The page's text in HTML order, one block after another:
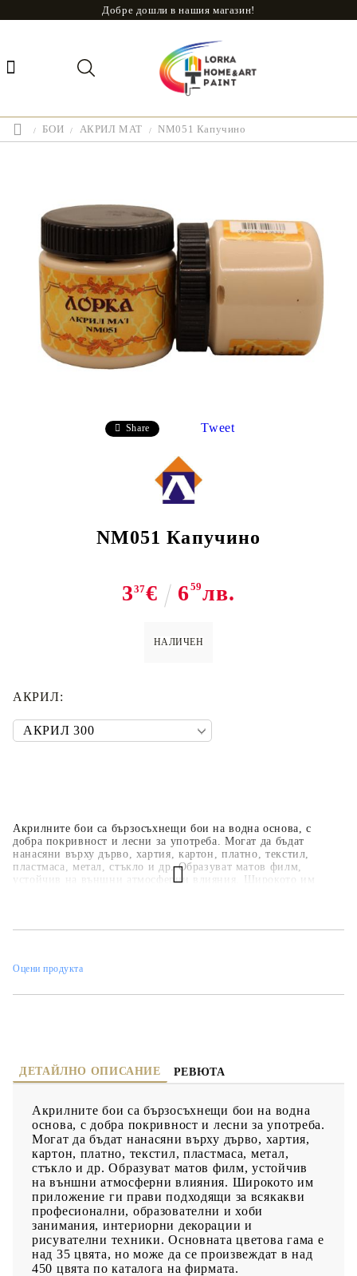
Добре дошли в нашия магазин!
БОИ АКРИЛ МАТ NM051 Капучино
Share Tweet
NM051 Капучино
337€ 659лв.
НАЛИЧЕН
Акрилните бои са бързосъхнещи бои на водна основа, с
добра покривност и лесни за употреба. Могат да бъдат
нанасяни върху дърво, хартия, картон, платно, текстил,
пластмаса, метал, стъкло и др. Образуват матов филм,
устойчив на външни атмосферни влияния. Широкото им
цветова гама е над 35 цвята, но може да се произвеждат в над
АКРИЛ:
Оцени продукта
ДЕТАЙЛНО ОПИСАНИЕ РЕВЮТА
Акрилните бои са бързосъхнещи бои на водна
основа, с добра покривност и лесни за употреба.
Могат да бъдат нанасяни върху дърво, хартия,
картон, платно, текстил, пластмаса, метал,
стъкло и др. Образуват матов филм, устойчив
на външни атмосферни влияния. Широкото им
приложение ги прави подходящи за всякакви
професионални, образователни и хоби
занимания, интериорни декорации и
рисувателни техники. Основната цветова гама е
над 35 цвята, но може да се произвеждат в над
450 цвята по каталога на фирмата.